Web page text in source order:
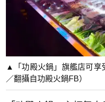
▲「功殿火鍋」旗艦店可享
／翻攝自功殿火鍋FB）